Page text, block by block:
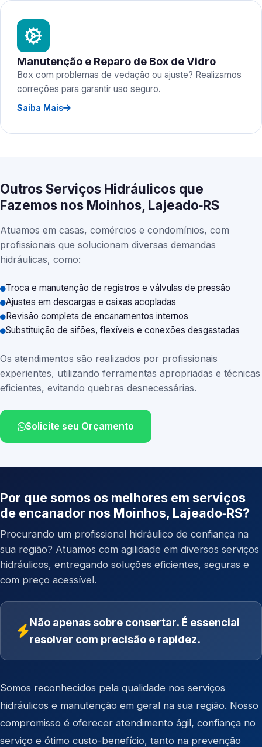
Manutenção e Reparo de Box de Vidro
Box com problemas de vedação ou ajuste? Realizamos
correções para garantir uso seguro.
Saiba Mais
Outros Serviços Hidráulicos que
Fazemos nos Moinhos, Lajeado‑RS
Atuamos em casas, comércios e condomínios, com
profissionais que solucionam diversas demandas
hidráulicas, como:
Troca e manutenção de registros e válvulas de pressão
Ajustes em descargas e caixas acopladas
Revisão completa de encanamentos internos
Substituição de sifões, flexíveis e conexões desgastadas
Os atendimentos são realizados por profissionais
experientes, utilizando ferramentas apropriadas e técnicas
eficientes, evitando quebras desnecessárias.
Solicite seu Orçamento
Por que somos os melhores em serviços
de encanador nos Moinhos, Lajeado‑RS?
Procurando um profissional hidráulico de confiança na
sua região? Atuamos com agilidade em diversos serviços
hidráulicos, entregando soluções eficientes, seguras e
com preço acessível.
Não apenas sobre consertar. É essencial
resolver com precisão e rapidez.
Somos reconhecidos pela qualidade nos serviços
hidráulicos e manutenção em geral na sua região. Nosso
compromisso é oferecer atendimento ágil, confiança no
serviço e ótimo custo-benefício, tanto na prevenção